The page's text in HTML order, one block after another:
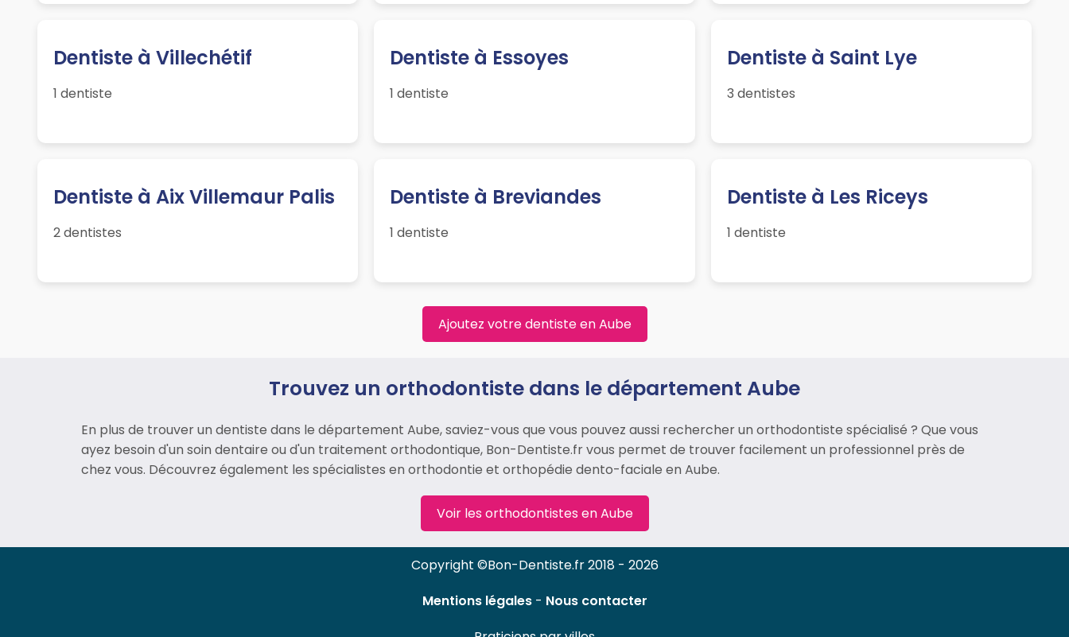
Dentiste à Villechétif
1 dentiste
Dentiste à Essoyes
1 dentiste
Dentiste à Saint Lye
3 dentistes
Dentiste à Aix Villemaur Palis
2 dentistes
Dentiste à Breviandes
1 dentiste
Dentiste à Les Riceys
1 dentiste
Ajoutez votre dentiste en Aube
Trouvez un orthodontiste dans le département Aube
En plus de trouver un dentiste dans le département Aube, saviez-vous que vous pouvez aussi rechercher un orthodontiste spécialisé ? Que vous
ayez besoin d'un soin dentaire ou d'un traitement orthodontique, Bon-Dentiste.fr vous permet de trouver facilement un professionnel près de
chez vous. Découvrez également les spécialistes en orthodontie et orthopédie dento-faciale en Aube.
Voir les orthodontistes en Aube
Copyright ©Bon-Dentiste.fr 2018 - 2026
Mentions légales- Nous contacter